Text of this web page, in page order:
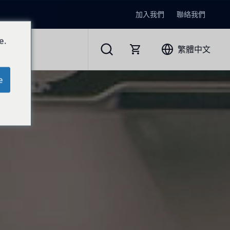
加入我們 聯絡我們
繁體中文